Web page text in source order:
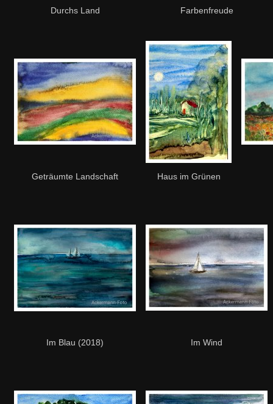
Durchs Land Farbenfreude
Geträumte Landschaft Haus im Grünen
Im Blau (2018) Im Wind